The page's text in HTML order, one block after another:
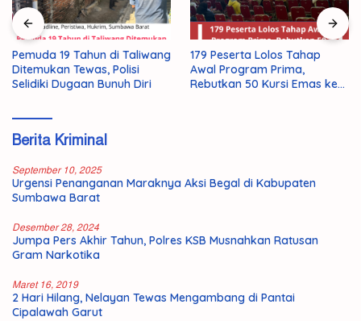
Pemuda 19 Tahun di Taliwang
Ditemukan Tewas, Polisi
Selidiki Dugaan Bunuh Diri
179 Peserta Lolos Tahap
Awal Program Prima,
Rebutkan 50 Kursi Emas ke
Berita Kriminal
September 10, 2025
Urgensi Penanganan Maraknya Aksi Begal di Kabupaten
Sumbawa Barat
Desember 28, 2024
Jumpa Pers Akhir Tahun, Polres KSB Musnahkan Ratusan
Gram Narkotika
Maret 16, 2019
2 Hari Hilang, Nelayan Tewas Mengambang di Pantai
Cipalawah Garut